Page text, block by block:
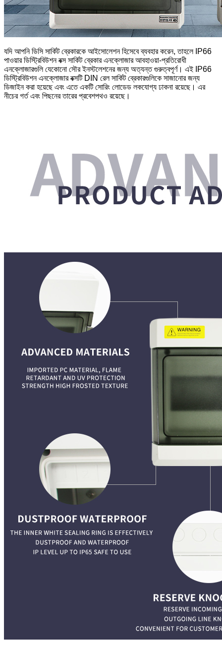
যদি আপনি ডিসি সার্কিট ব্রেকারকে আইসোলেশন হিসেবে ব্যবহার করেন, তাহলে IP66
পাওয়ার ডিস্ট্রিবিউশন বক্স সার্কিট ব্রেকার এনক্লোজার আবহাওয়া-প্রতিরোধী
এনক্লোজারগুলি যেকোনো সৌর ইনস্টলেশনের জন্য অত্যন্ত গুরুত্বপূর্ণ। এই IP66
ডিস্ট্রিবিউশন এনক্লোজার বক্সটি DIN রেল সার্কিট ব্রেকারগুলিকে সাজানোর জন্য
ডিজাইন করা হয়েছে এবং এতে একটি সোরিং লোডেড লকযোগ্য ঢাকনা রয়েছে। এর
নীচের গর্ত এবং পিছনের তারের প্রবেশপথও রয়েছে।